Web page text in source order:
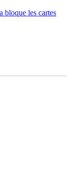
bloque les cartes